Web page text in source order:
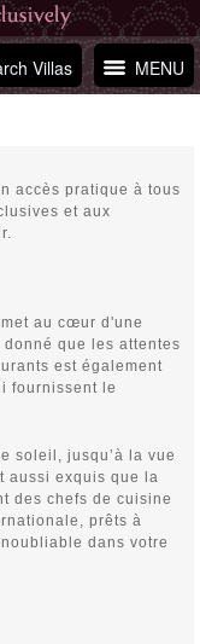
MENU
Villas
accès pratique à tous
et aux
au cœur d'une
que les attentes
est également
fournissent le
soleil, jusqu’à la vue
aussi exquis que la
des chefs de cuisine
prêts à
dans votre